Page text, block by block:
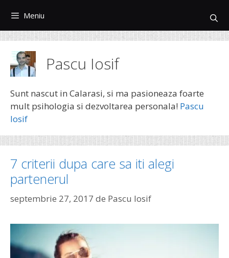
conținut
Meniu
Pascu Iosif
Sunt nascut in Calarasi, si ma pasioneaza foarte
mult psihologia si dezvoltarea personala! Pascu
Iosif
7 criterii dupa care sa iti alegi
partenerul
septembrie 27, 2017 de Pascu Iosif